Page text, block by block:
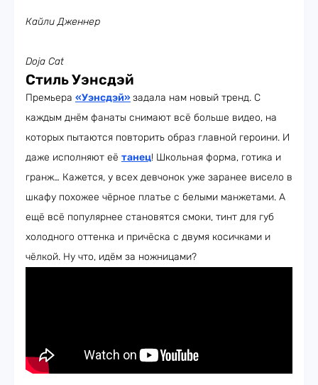
Кайли Дженнер
Doja Cat
Стиль Уэнсдэй
Премьера «Уэнсдэй»задала нам новый тренд. С
каждым днём фанаты снимают всё больше видео, на
которых пытаются повторить образ главной героини. И
даже исполняют её танец! Школьная форма, готика и
гранж… Кажется, у всех девчонок уже заранее висело в
шкафу похожее чёрное платье с белыми манжетами. А
ещё всё популярнее становятся смоки, тинт для губ
холодного оттенка и причёска с двумя косичками и
чёлкой. Ну что, идём за ножницами?